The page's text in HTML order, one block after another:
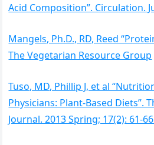
Acid Composition”. Circulation.
Mangels, Ph.D., RD, Reed
The Vegetarian Resource Group
Tuso, MD, Phillip J, et al
Physicians: Plant-Based Diets”.
Journal. 2013 Spring; 17(2): 61-66